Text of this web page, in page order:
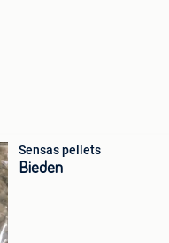
Sensas pellets
Bieden